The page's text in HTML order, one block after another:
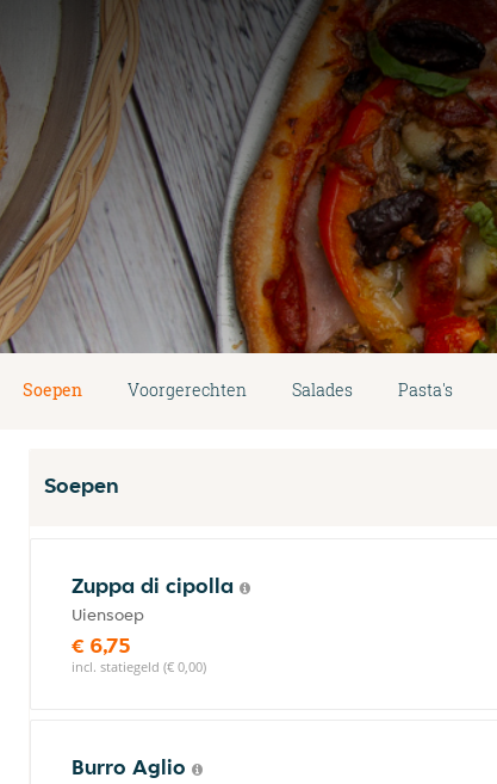
Soepen Voorgerechten Salades Pasta's
Soepen
Zuppa di cipolla
Uiensoep
€ 6,75
incl. statiegeld (€ 0,00)
Burro Aglio